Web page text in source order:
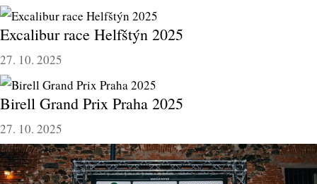
Excalibur race Helfštýn 2025
27. 10. 2025
Birell Grand Prix Praha 2025
27. 10. 2025